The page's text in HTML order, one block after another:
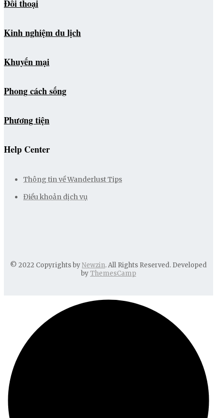
Đối thoại
Kinh nghiệm du lịch
Khuyến mại
Phong cách sống
Phương tiện
Help Center
Thông tin về Wanderlust Tips
Điều khoản dịch vụ
© 2022 Copyrights byNewzin. All Rights Reserved. Developed
byThemesCamp